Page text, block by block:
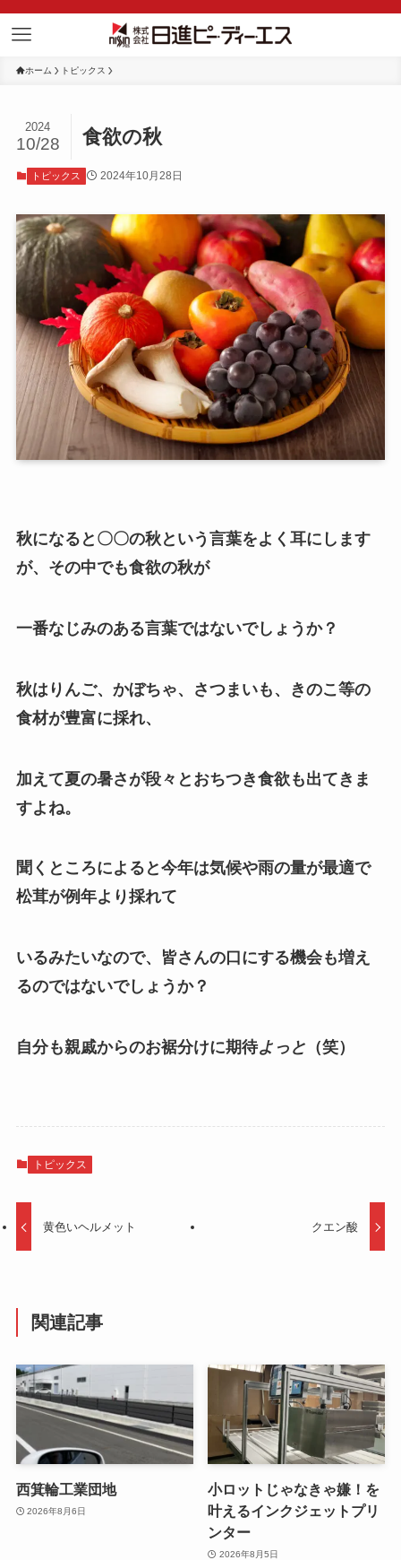
ホーム トピックス
食欲の秋
2024
10/28
トピックス 2024年10月28日
秋になると〇〇の秋という言葉をよく耳にします
が、その中でも食欲の秋が
一番なじみのある言葉ではないでしょうか？
秋はりんご、かぼちゃ、さつまいも、きのこ等の
食材が豊富に採れ、
加えて夏の暑さが段々とおちつき食欲も出てきま
すよね。
聞くところによると今年は気候や雨の量が最適で
松茸が例年より採れて
いるみたいなので、皆さんの口にする機会も増え
るのではないでしょうか？
自分も親戚からのお裾分けに期待よっと （笑）
トピックス
黄色いヘルメット クエン酸
関連記事
西箕輪工業団地
2026年8月6日
小ロットじゃなきゃ嫌！を
叶えるインクジェットプリ
ンター
2026年8月5日